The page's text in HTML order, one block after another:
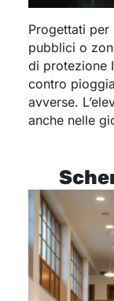
Progettati
pubblici o
di protezione
contro
avverse.
anche nelle